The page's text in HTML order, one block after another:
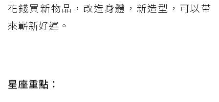
花錢買新物品，改造身體，新造型，可以帶
來嶄新好運。
星座重點：